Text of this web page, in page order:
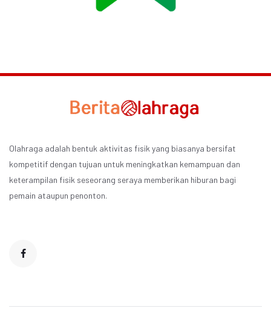
Olahraga adalah bentuk aktivitas fisik yang biasanya bersifat
kompetitif dengan tujuan untuk meningkatkan kemampuan dan
keterampilan fisik seseorang seraya memberikan hiburan bagi
pemain ataupun penonton.